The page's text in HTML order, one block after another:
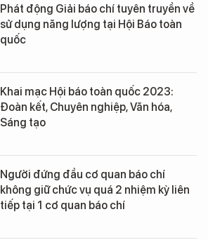
Phát động Giải báo chí tuyên truyền về
sử dụng năng lượng tại Hội Báo toàn
quốc
Khai mạc Hội báo toàn quốc 2023:
Đoàn kết, Chuyên nghiệp, Văn hóa,
Sáng tạo
Người đứng đầu cơ quan báo chí
không giữ chức vụ quá 2 nhiệm kỳ liên
tiếp tại 1 cơ quan báo chí